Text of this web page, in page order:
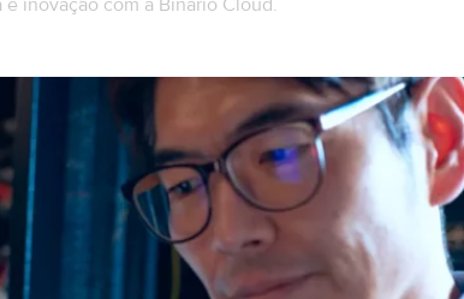
inovação com a Binario Cloud.